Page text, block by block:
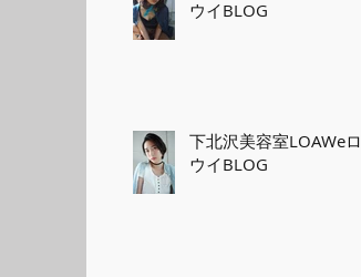
ウイBLOG
下北沢美容室LOAWeロ
ウイBLOG